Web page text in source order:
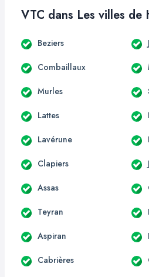
VTC dans Les villes de
Beziers
Combaillaux
Murles
Lattes
Lavérune
Clapiers
Assas
Teyran
Aspiran
Cabrières